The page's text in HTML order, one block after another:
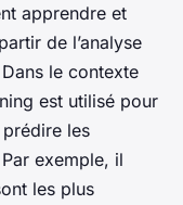
apprendre et
de l’analyse
le contexte
est utilisé pour
les
exemple, il
les plus